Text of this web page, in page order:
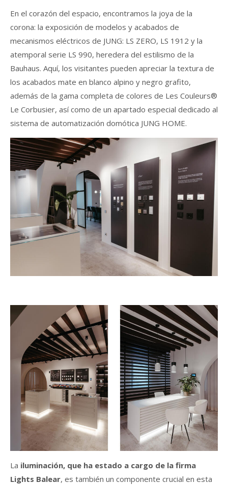
En el corazón del espacio, encontramos la joya de la
corona: la exposición de modelos y acabados de
mecanismos eléctricos de JUNG: LS ZERO, LS 1912 y la
atemporal serie LS 990, heredera del estilismo de la
Bauhaus. Aquí, los visitantes pueden apreciar la textura de
los acabados mate en blanco alpino y negro grafito,
además de la gama completa de colores de Les Couleurs®
Le Corbusier, así como de un apartado especial dedicado al
sistema de automatización domótica JUNG HOME.
La iluminación, que ha estado a cargo de la firma
Lights Balear, es también un componente crucial en esta